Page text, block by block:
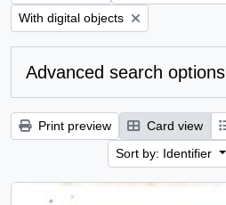
Remove filter:
With digital objects
Advanced search options
Print preview Card view
Sort by: Identifier